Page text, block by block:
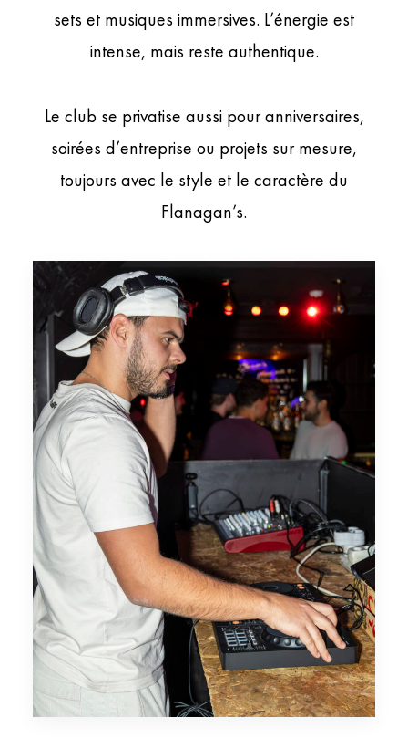
sets et musiques immersives. L’énergie est
intense, mais reste authentique.
Le club se privatise aussi pour anniversaires,
soirées d’entreprise ou projets sur mesure,
toujours avec le style et le caractère du
Flanagan’s.